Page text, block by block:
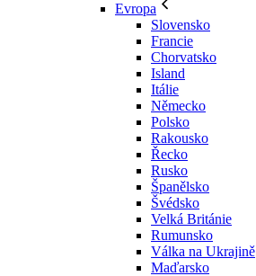
Evropa
Slovensko
Francie
Chorvatsko
Island
Itálie
Německo
Polsko
Rakousko
Řecko
Rusko
Španělsko
Švédsko
Velká Británie
Rumunsko
Válka na Ukrajině
Maďarsko